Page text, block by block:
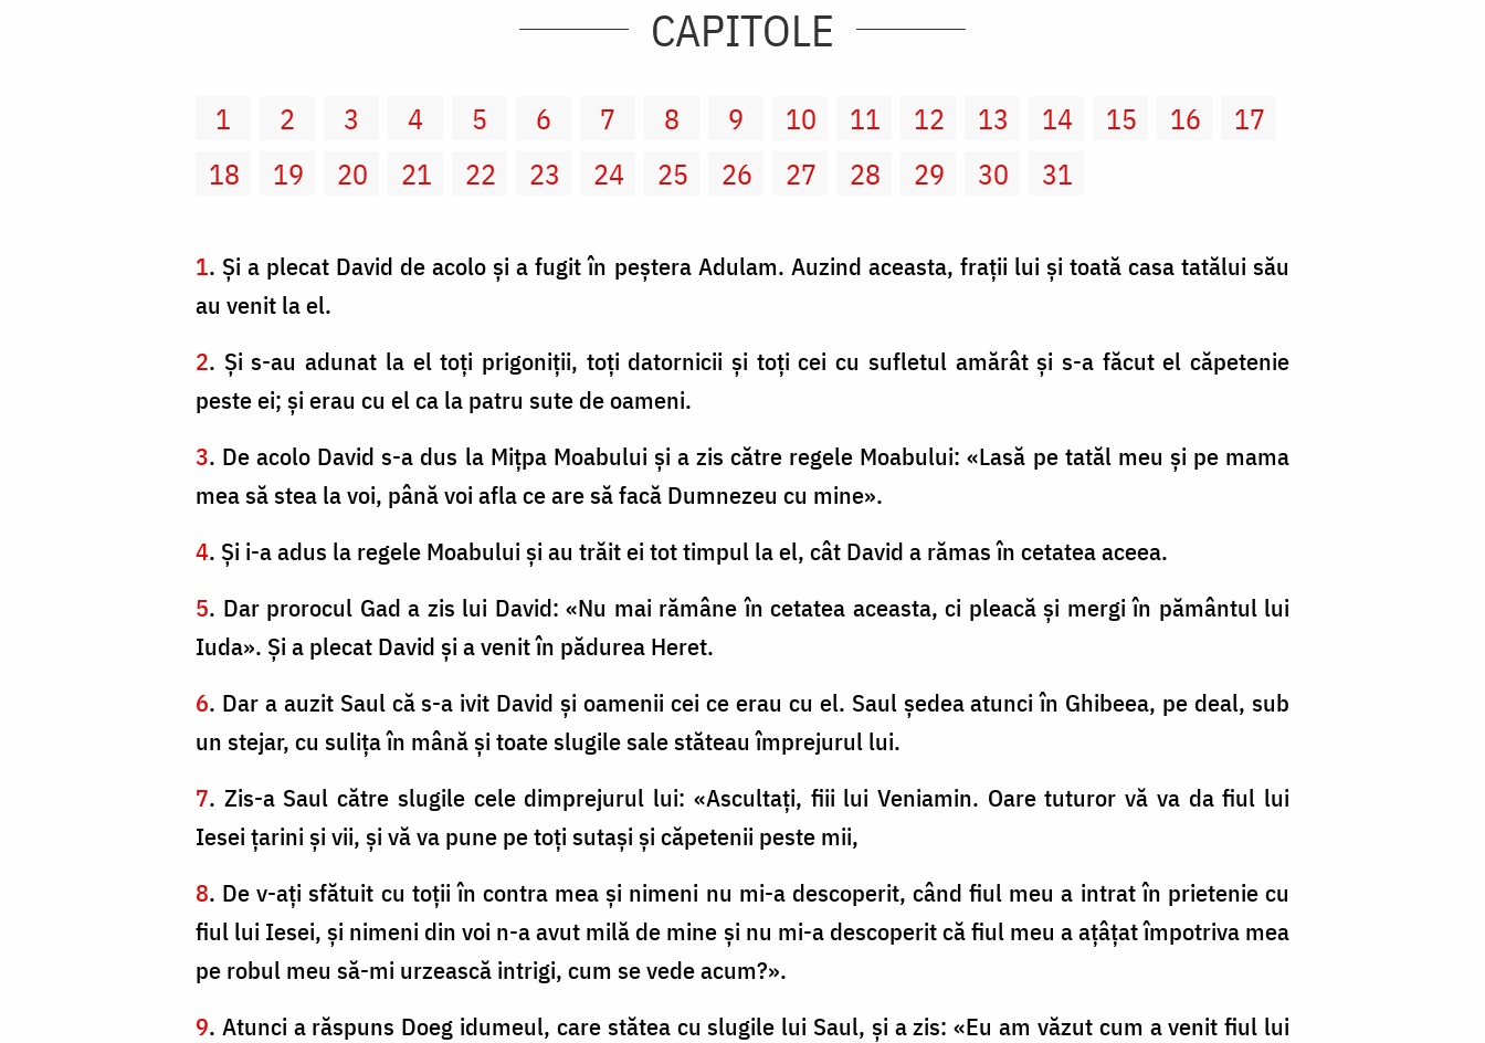
CAPITOLE
1 2 3 4 5 6 7 8 9 10 11 12 13 14 15 16
17
18
19 20 21 22 23 24 25 26 27 28 29 30 31
1. Şi a plecat David de acolo şi a fugit în peştera Adulam. Auzind aceasta, fraţii lui şi toată casa tatălui său
au venit la el.
2. Şi s-au adunat la el toţi prigoniţii, toţi datornicii şi toţi cei cu sufletul amărât şi s-a făcut el căpetenie
peste ei; şi erau cu el ca la patru sute de oameni.
3. De acolo David s-a dus la Miţpa Moabului şi a zis către regele Moabului: «Lasă pe tatăl meu şi pe mama
mea să stea la voi, până voi afla ce are să facă Dumnezeu cu mine».
4. Şi i-a adus la regele Moabului şi au trăit ei tot timpul la el, cât David a rămas în cetatea aceea.
5. Dar prorocul Gad a zis lui David: «Nu mai rămâne în cetatea aceasta, ci pleacă şi mergi în pământul lui
Iuda». Şi a plecat David şi a venit în pădurea Heret.
6. Dar a auzit Saul că s-a ivit David şi oamenii cei ce erau cu el. Saul şedea atunci în Ghibeea, pe deal, sub
un stejar, cu suliţa în mână şi toate slugile sale stăteau împrejurul lui.
7. Zis-a Saul către slugile cele dimprejurul lui: «Ascultaţi, fiii lui Veniamin. Oare tuturor vă va da fiul lui
Iesei ţarini şi vii, şi vă va pune pe toţi sutaşi şi căpetenii peste mii,
8. De v-aţi sfătuit cu toţii în contra mea şi nimeni nu mi-a descoperit, când fiul meu a intrat în prietenie cu
fiul lui Iesei, şi nimeni din voi n-a avut milă de mine şi nu mi-a descoperit că fiul meu a aţâţat împotriva mea
pe robul meu să-mi urzească intrigi, cum se vede acum?».
9. Atunci a răspuns Doeg idumeul, care stătea cu slugile lui Saul, şi a zis: «Eu am văzut cum a venit fiul lui